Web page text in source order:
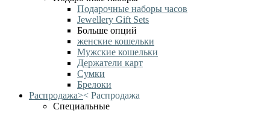
Подарочные наборы часов
Jewellery Gift Sets
Больше опций
женские кошельки
Мужские кошельки
Держатели карт
Сумки
Брелоки
Распродажа>< Распродажа
Специальные